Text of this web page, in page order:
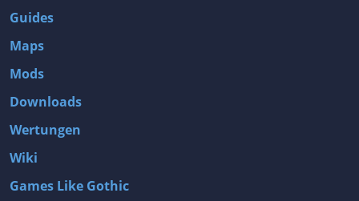
Guides
Maps
Mods
Downloads
Wertungen
Wiki
Games Like Gothic